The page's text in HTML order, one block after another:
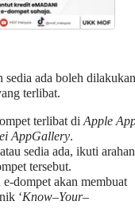
sedia ada boleh dilakukan
terlibat.
terlibat diApple
AppGallery.
sedia ada, ikuti arahan
tersebut.
dompet akan membuat
‘Know–Your–